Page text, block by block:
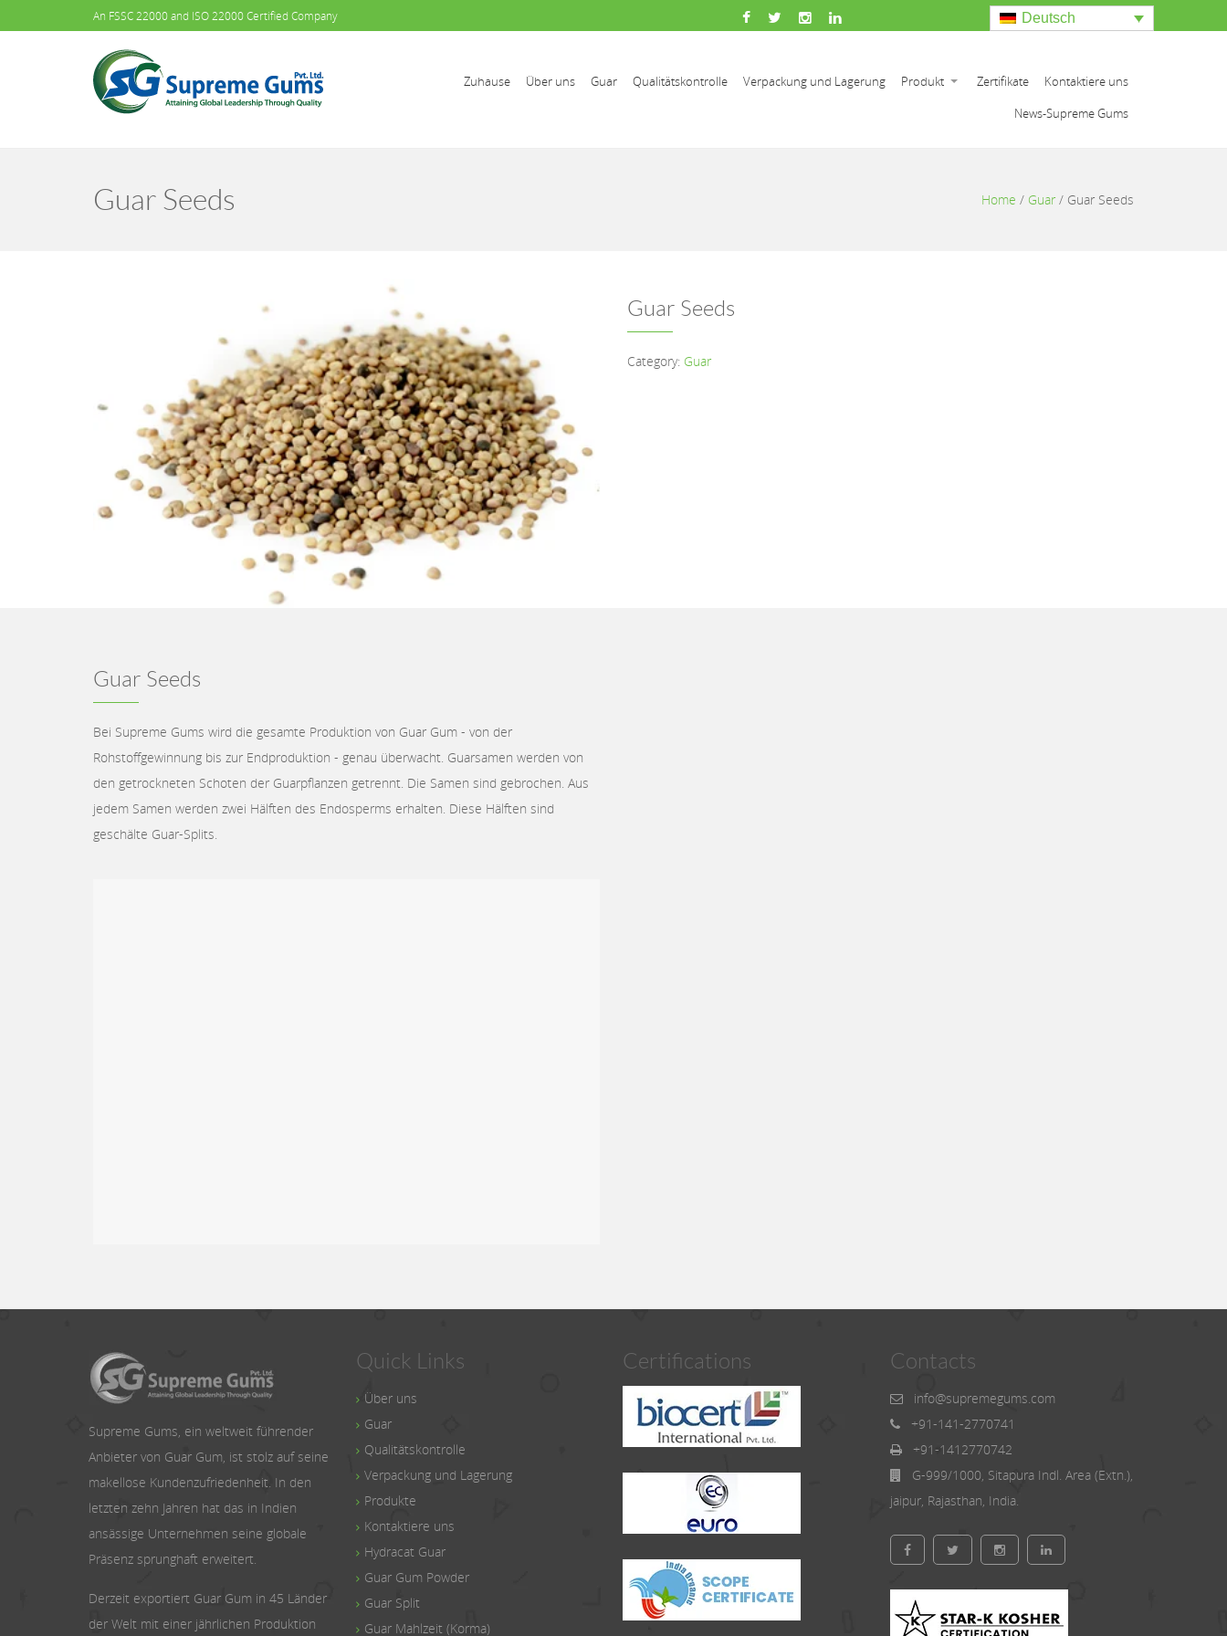
An FSSC 22000 and ISO 22000 Certified Company Deutsch
Zuhause Über uns Guar Qualitätskontrolle Verpackung und Lagerung Produkt Zertifikate
Kontaktiere uns
News-Supreme Gums
Guar Seeds Home / Guar / Guar Seeds
Guar Seeds
Category: Guar
Guar Seeds
Bei Supreme Gums wird die gesamte Produktion von Guar Gum - von der
Rohstoffgewinnung bis zur Endproduktion - genau überwacht. Guarsamen werden von
den getrockneten Schoten der Guarpflanzen getrennt. Die Samen sind gebrochen. Aus
jedem Samen werden zwei Hälften des Endosperms erhalten. Diese Hälften sind
geschälte Guar-Splits.
Supreme Gums, ein weltweit führender
Anbieter von Guar Gum, ist stolz auf seine
makellose Kundenzufriedenheit. In den
letzten zehn Jahren hat das in Indien
ansässige Unternehmen seine globale
Präsenz sprunghaft erweitert.
Derzeit exportiert Guar Gum in 45 Länder
der Welt mit einer jährlichen Produktion
Quick Links
Über uns
Guar
Qualitätskontrolle
Verpackung und Lagerung
Produkte
Kontaktiere uns
Hydracat Guar
Guar Gum Powder
Guar Split
Guar Mahlzeit (Korma)
Certifications Contacts
info@supremegums.com
+91-141-2770741
+91-1412770742
G-999/1000, Sitapura Indl. Area (Extn.),
jaipur, Rajasthan, India.